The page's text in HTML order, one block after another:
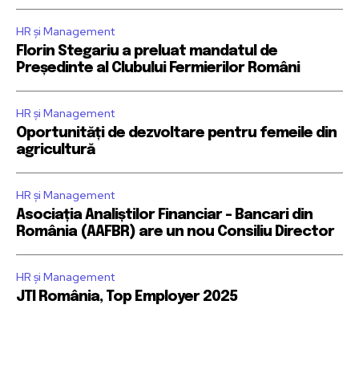
HR și Management
Florin Stegariu a preluat mandatul de
Președinte al Clubului Fermierilor Români
HR și Management
Oportunități de dezvoltare pentru femeile din
agricultură
HR și Management
Asociația Analiștilor Financiar – Bancari din
România (AAFBR) are un nou Consiliu Director
HR și Management
JTI România, Top Employer 2025